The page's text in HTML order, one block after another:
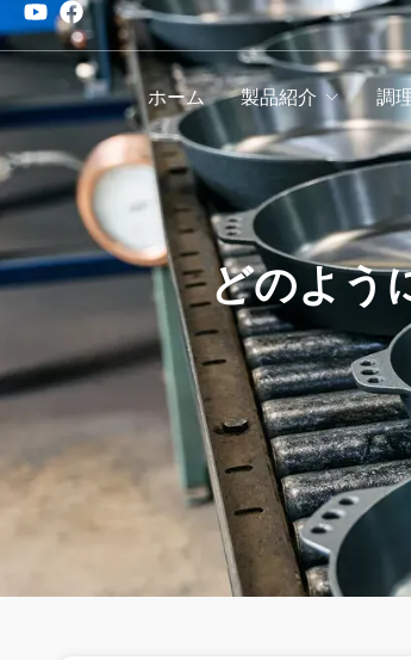
ホーム 製品紹介 調
どのよう